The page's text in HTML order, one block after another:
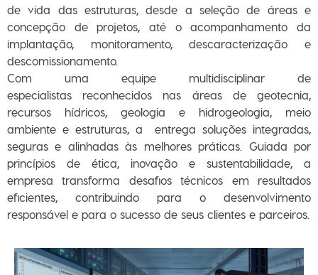
de vida das estruturas, desde a seleção de áreas e
concepção de projetos, até oacompanhamento da
implantação, monitoramento, descaracterização e
descomissionamento.
Com uma equipe multidisciplinar
de
especialistas reconhecidos nas áreas de geotecnia,
recursos hídricos, geologia e hidrogeologia, meio
ambiente e estruturas, a entregasoluções integradas,
seguras e alinhadas às melhores práticas. Guiada por
princípios de ética, inovação e sustentabilidade, a
empresa transforma desafios técnicos em resultados
eficientes, contribuindo para o desenvolvimento
responsável e para o sucesso de seus clientes e parceiros.